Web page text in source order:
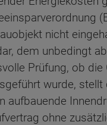
nicht
dem unbedingt
Prüfung, ob die
wurde, stellt
aufbauende
ohne